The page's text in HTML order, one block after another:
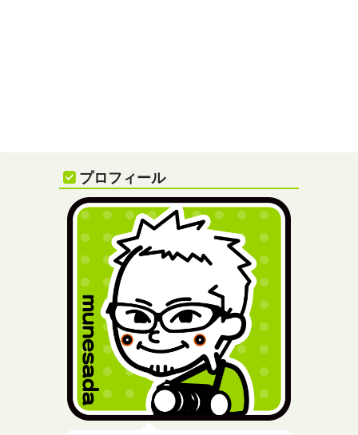
プロフィール